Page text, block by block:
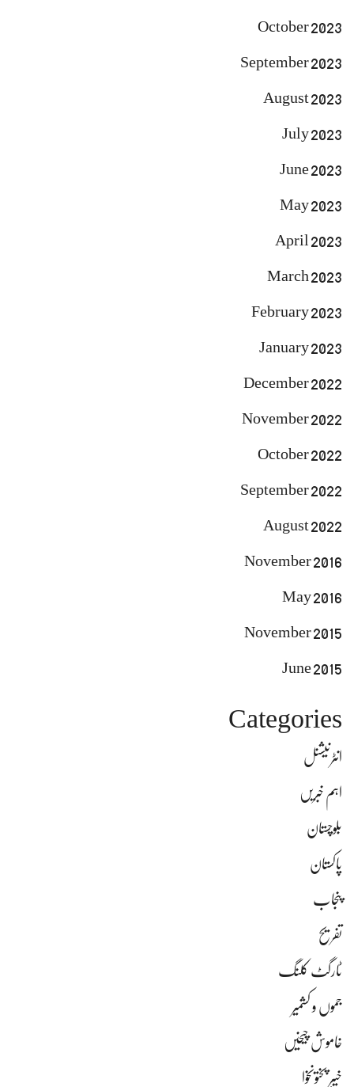
October 2023
September 2023
August 2023
July 2023
June 2023
May 2023
April 2023
March 2023
February 2023
January 2023
December 2022
November 2022
October 2022
September 2022
August 2022
November 2016
May 2016
November 2015
June 2015
Categories
انٹرنیشنل
اہم خبریں
بلوچستان
پاکستان
پنجاب
تفریح
ٹارگٹ کلنگ
جموں و کشمیر
خاموش چیخیں
خیبر پختونخوا